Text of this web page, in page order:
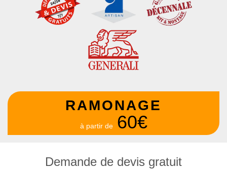
RAMONAGE
à partir de 60€
Demande de devis gratuit